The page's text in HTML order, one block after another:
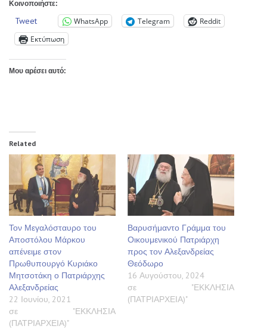
Κοινοποιήστε:
Tweet WhatsApp Telegram
Reddit
Εκτύπωση
Μου αρέσει αυτό:
Related
Τον Μεγαλόσταυρο του
Αποστόλου Μάρκου
απένειμε στον
Πρωθυπουργό Κυριάκο
Μητσοτάκη ο Πατριάρχης
Αλεξανδρείας
22 Ιουνίου, 2021
σε "ΕΚΚΛΗΣΙΑ
(ΠΑΤΡΙΑΡΧΕΙΑ)"
Βαρυσήμαντο Γράμμα του
Οικουμενικού Πατριάρχη
προς τον Αλεξανδρείας
Θεόδωρο
16 Αυγούστου, 2024
σε "ΕΚΚΛΗΣΙΑ
(ΠΑΤΡΙΑΡΧΕΙΑ)"